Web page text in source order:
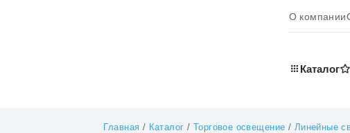
О компании
Каталог
Главная / Каталог / Торговое освещение / Линейные